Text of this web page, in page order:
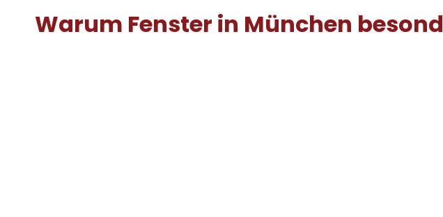
Warum Fenster in München